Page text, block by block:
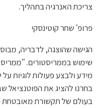
צריכת האנרגיה בתהליך.
פרופ' שחר קוטינסקי
הגישה שהוצגה, לדבריה,
שימוש בממריסטורים.
מידע ולבצע פעולות לוגיות
בחרנו להציג את הפוטנציאל